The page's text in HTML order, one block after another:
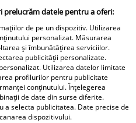
prelucrăm datele pentru a oferi:
de pe un dispozitiv. Utilizarea
personalizat. Măsurarea
și îmbunătățirea serviciilor.
publicității personalizate.
Utilizarea datelor limitate
profilurilor pentru publicitate
conținutului. Înțelegerea
de date din surse diferite.
a selecta publicitatea. Date precise de
dispozitivului.